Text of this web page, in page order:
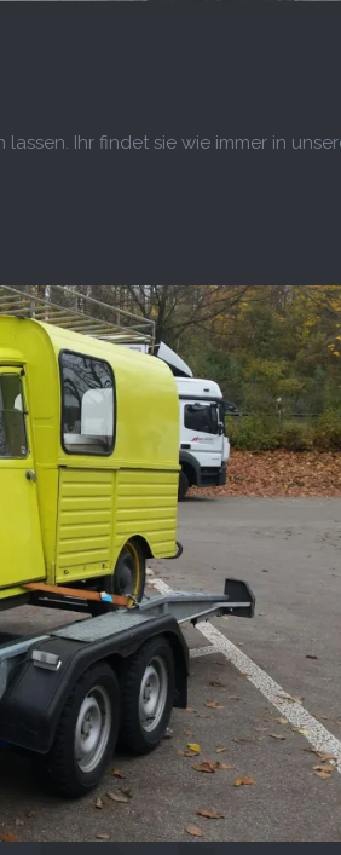
Ihr findet sie wie immer in